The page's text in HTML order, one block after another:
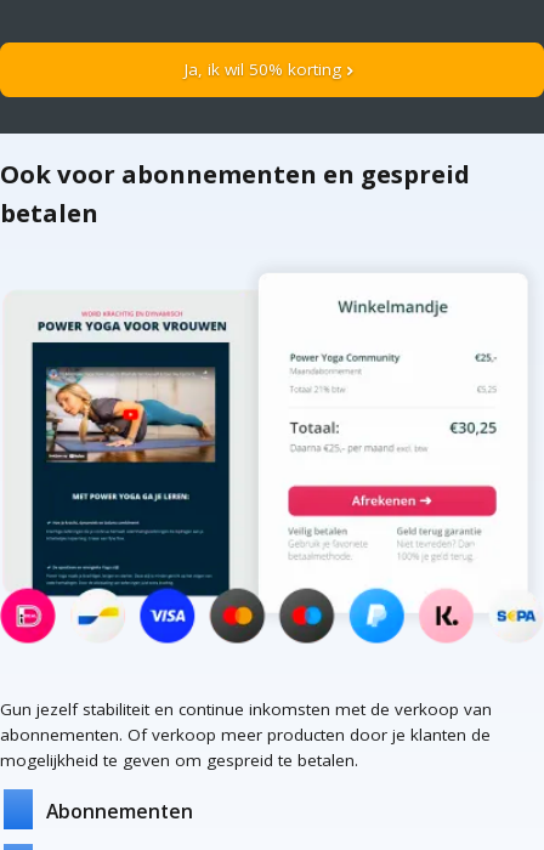
Ja, ik wil 50% korting chevron_right
Ook voor abonnementen en gespreid
betalen
Gun jezelf stabiliteit en continue inkomsten met de verkoop van
abonnementen. Of verkoop meer producten door je klanten de
mogelijkheid te geven om gespreid te betalen.
Abonnementen